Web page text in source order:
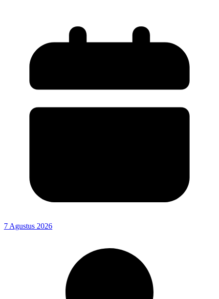
7 Agustus 2026